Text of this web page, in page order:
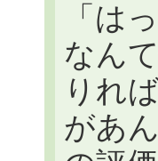
「は
なん
りれ
があ